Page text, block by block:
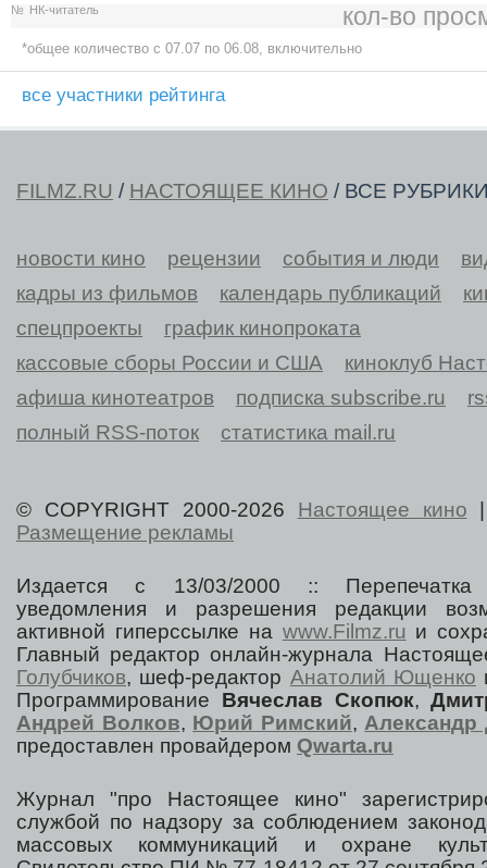
№ НК-читатель кол-во
*общее количество c 07.07 по 06.08, включительно
все участники рейтинга
FILMZ.RU / НАСТОЯЩЕЕ КИНО / ВСЕ
новости кино рецензии события и люди
кадры из фильмов
календарь публикаций
спецпроекты
график кинопроката
кассовые сборы России и США
киноклуб
афиша кинотеатров
подписка subscribe.ru
полный RSS-поток
статистика mail.ru
© COPYRIGHT 2000-2026 Настоящее кино
Размещение рекламы
Издается с 13/03/2000 :: Перепечатка
уведомления и разрешения редакции
активной гиперссылке на www.Filmz.ru и
Главный редактор онлайн-журнала
Голубчиков, шеф-редактор Анатолий Ющенко
Программирование Вячеслав Скопюк,
Андрей Волков, Юрий Римский, Александр
предоставлен провайдером Qwarta.ru
Журнал "про Настоящее кино"
службой по надзору за соблюдением
массовых коммуникаций и охране